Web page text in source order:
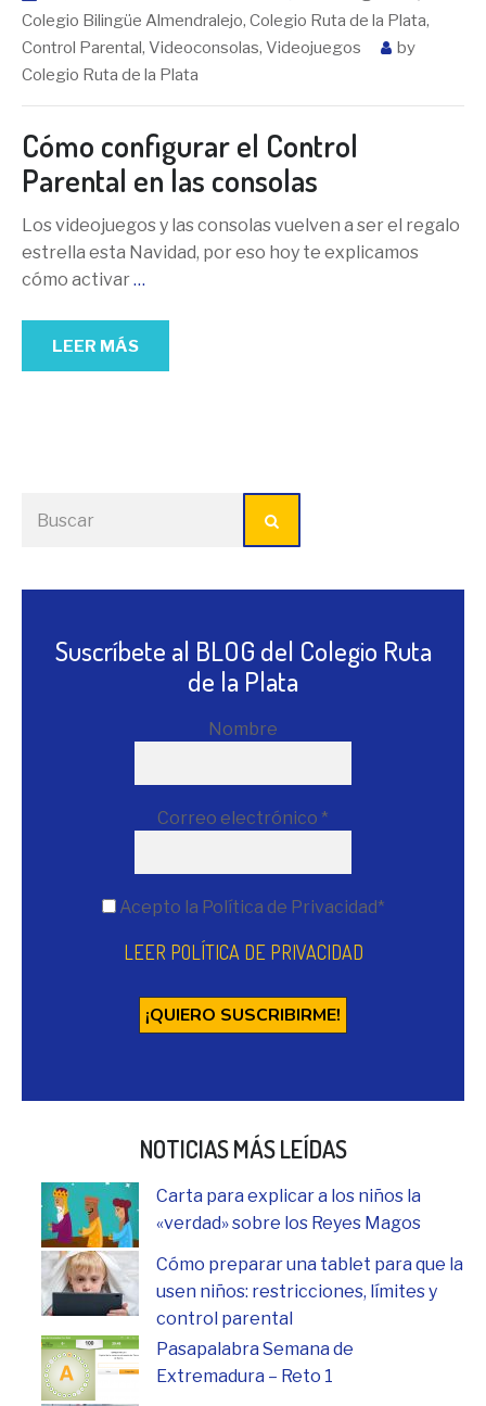
Colegio Bilingüe Almendralejo, Colegio Ruta de la Plata,
Control Parental, Videoconsolas, Videojuegos
by
Colegio Ruta de la Plata
Cómo configurar el Control
Parental en las consolas
Los videojuegos y las consolas vuelven a ser el regalo
estrella esta Navidad, por eso hoy te explicamos
cómo activar…
LEER MÁS
Suscríbete al BLOG del Colegio Ruta
de la Plata
Nombre
Correo electrónico *
Acepto la Política de Privacidad*
LEER POLÍTICA DE PRIVACIDAD
NOTICIAS MÁS LEÍDAS
Carta para explicar a los niños la
«verdad» sobre los Reyes Magos
Cómo preparar una tablet para que la
usen niños: restricciones, límites y
control parental
Pasapalabra Semana de
Extremadura – Reto 1